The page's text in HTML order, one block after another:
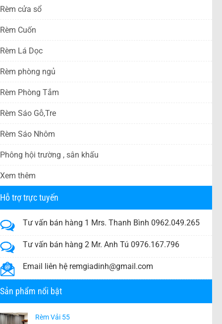
Rèm cửa sổ
Rèm Cuốn
Rèm Lá Dọc
Rèm phòng ngủ
Rèm Phòng Tắm
Rèm Sáo Gỗ,Tre
Rèm Sáo Nhôm
Phông hội trường , sân khấu
Xem thêm
Hỗ trợ trực tuyến
Tư vấn bán hàng 1 Mrs. Thanh Bình 0962.049.265
Tư vấn bán hàng 2 Mr. Anh Tú 0976.167.796
Email liên hệ remgiadinh@gmail.com
Sản phẩm nổi bật
Rèm Vải 55